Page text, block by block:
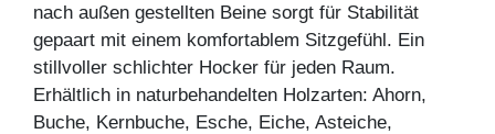
nach außen gestellten Beine sorgt für Stabilität
gepaart mit einem komfortablem Sitzgefühl. Ein
stillvoller schlichter Hocker für jeden Raum.
Erhältlich in naturbehandelten Holzarten: Ahorn,
Buche, Kernbuche, Esche, Eiche, Asteiche,